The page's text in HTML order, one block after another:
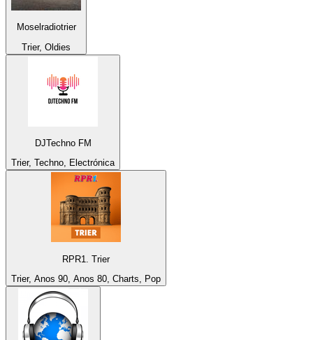
Moselradiotrier
Trier, Oldies
DJTechno FM
Trier, Techno, Electrónica
RPR1. Trier
Trier, Anos 90, Anos 80, Charts, Pop